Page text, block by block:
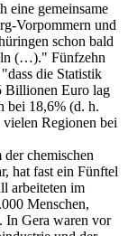
eine gemeinsame
Vorpommern und
schon bald
(…)." Fünfzehn
die Statistik
Billionen Euro lag
bei 18,6% (d. h.
Regionen bei
chemischen
hat fast ein Fünftel
arbeiteten im
Menschen,
In Gera waren vor